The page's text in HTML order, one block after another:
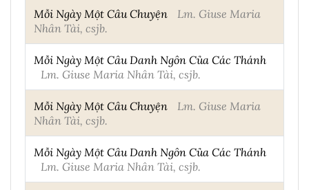
Mỗi Ngày Một Câu Chuyện
Lm. Giuse Maria
Nhân Tài, csjb.
Mỗi Ngày Một Câu Danh Ngôn Của Các Thánh
Lm. Giuse Maria Nhân Tài, csjb.
Mỗi Ngày Một Câu Chuyện
Lm. Giuse Maria
Nhân Tài, csjb.
Mỗi Ngày Một Câu Danh Ngôn Của Các Thánh
Lm. Giuse Maria Nhân Tài, csjb.